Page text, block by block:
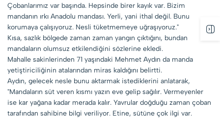
Çobanlarımız var başında. Hepsinde birer kayık var. Bizim
mandanın ırkı Anadolu mandası. Yerli, yani ithal değil. Bunu
korumaya çalışıyoruz. Nesli tüketmemeye uğraşıyoruz."
Kısa, sazlık bölgede zaman zaman yangın çıktığını, bundan
mandaların olumsuz etkilendiğini sözlerine ekledi.
Mahalle sakinlerinden 71 yaşındaki Mehmet Aydın da manda
yetiştiriciliğinin atalarından miras kaldığını belirtti.
Aydın, gelecek nesle bunu aktarmak istediklerini anlatarak,
"Mandaların süt veren kısmı yazın eve gelip sağılır. Vermeyenler
ise kar yağana kadar merada kalır. Yavrular doğduğu zaman çoban
tarafından sahibine bilgi veriliyor. Etine, sütüne çok ilgi var.